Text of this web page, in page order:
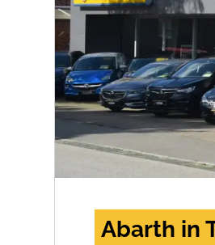
Abarth in